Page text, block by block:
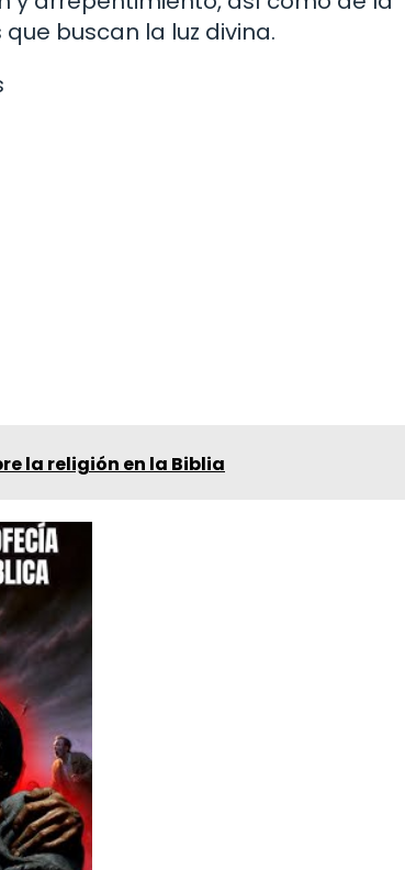
buscan la luz divina.
la religión en la Biblia